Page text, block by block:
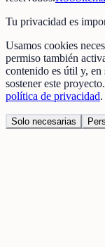
Tu privacidad es
Usamos cookies
permiso también
contenido es útil y, en
sostener este
política de privacidad.
Solo necesarias